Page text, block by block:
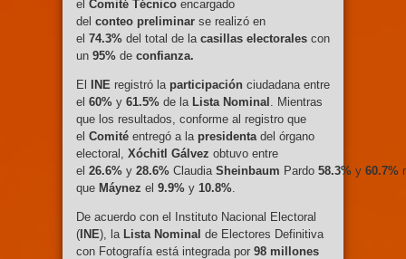
el Comité Técnico encargado
del conteo preliminar se realizó en
el 74.3% del total de la casillas electorales con
un 95% de confianza.
El INE registró la participación ciudadana entre
el 60% y 61.5% de la Lista Nominal . Mientras
que los resultados, conforme al registro que
el Comité entregó a la presidentadel órgano
electoral, Xóchitl Gálvez obtuvo entre
el 26.6% y 28.6% Claudia Sheinbaum Pardo 58.3% y 60.7%
que Máynez el 9.9% y 10.8%.
De acuerdo con el Instituto Nacional Electoral
( INE), la Lista Nominal de Electores Definitiva
con Fotografía está integrada por 98 millones